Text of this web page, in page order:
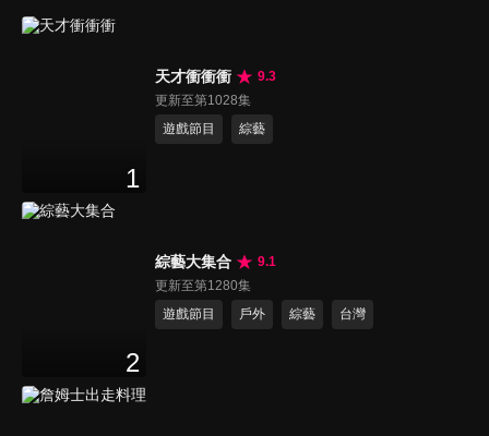
1
天才衝衝衝
9.3
更新至第1028集
遊戲節目
綜藝
2
綜藝大集合
9.1
更新至第1280集
遊戲節目
戶外 綜藝 台灣